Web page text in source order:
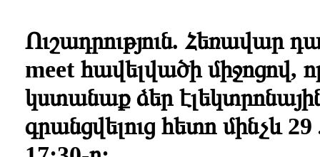
Ուշադրություն. Հեռավար
meet հավելվածի միջոցով,
կստանաք ձեր
գրանցվելուց հետո մինչև 29